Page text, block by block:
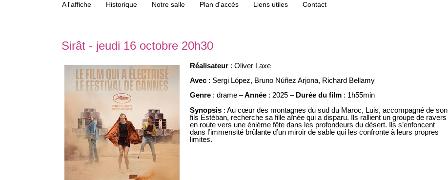
A l'affiche Historique Notre salle Plan d'accès Liens utiles Contact
Sirât - jeudi 16 octobre 20h30
Réalisateur : Oliver Laxe
Avec : Sergi López, Bruno Núñez Arjona, Richard Bellamy
Genre : drame –Année : 2025 – Durée du film : 1h55min
Synopsis :Au cœur des montagnes du sud du Maroc, Luis, accompagné de son
fils Estéban, recherche sa fille aînée qui a disparu. Ils rallient un groupe de ravers
en route vers une énième fête dans les profondeurs du désert. Ils s’enfoncent
dans l’immensité brûlante d’un miroir de sable qui les confronte à leurs propres
limites.